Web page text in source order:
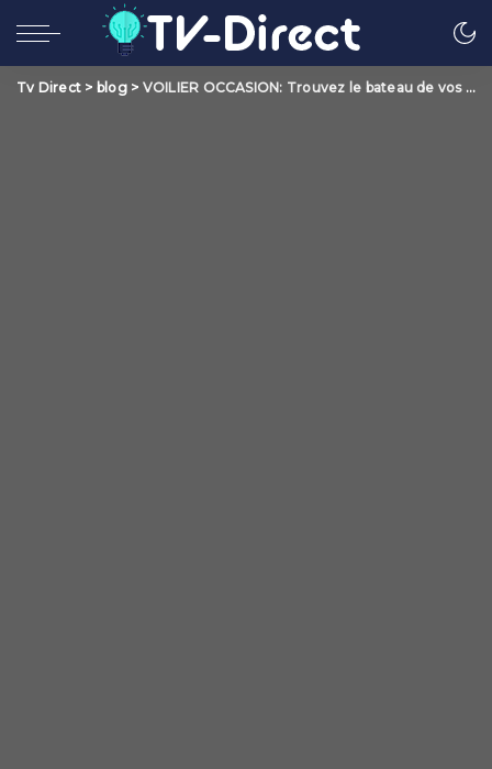
Tv Direct > blog> VOILIER OCCASION: Trouvez le bateau de vos rêves à un prix incroyable